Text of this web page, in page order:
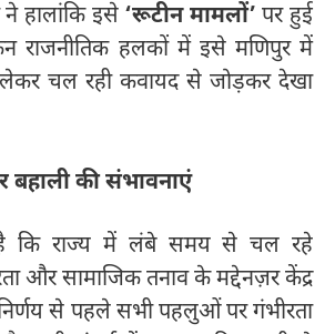
ने हालांकि इसे ‘रूटीन मामलों’ पर हुई
राजनीतिक हलकों में इसे मणिपुर में
लेकर चल रही कवायद से जोड़कर देखा
बहाली की संभावनाएं
है कि राज्य में लंबे समय से चल रहे
और सामाजिक तनाव के मद्देनज़र केंद्र
से पहले सभी पहलुओं पर गंभीरता